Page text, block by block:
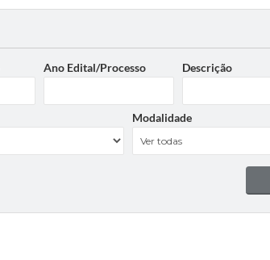
Ano Edital/Processo Descrição
Modalidade